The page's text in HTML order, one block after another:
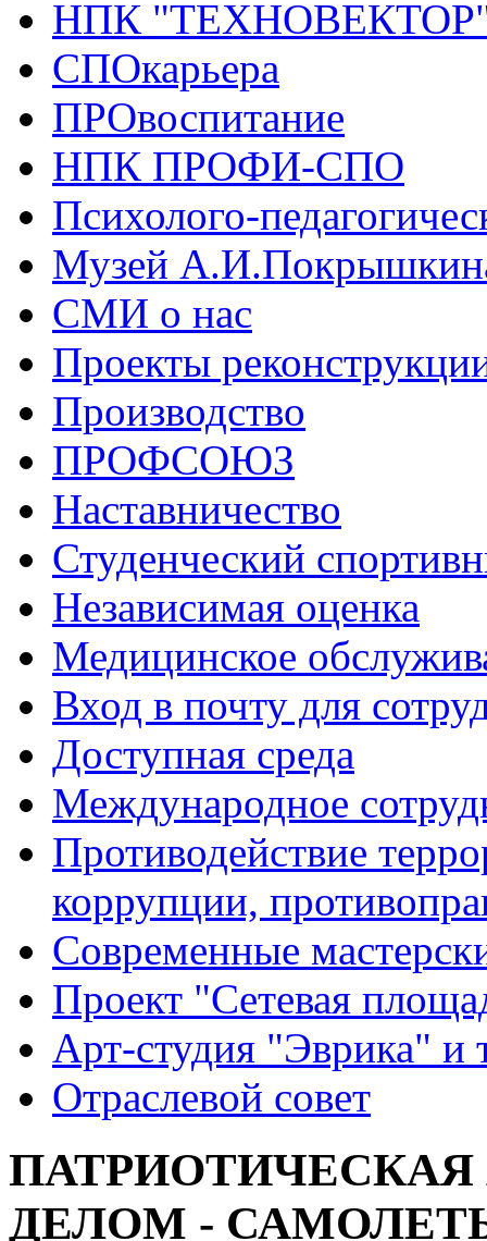
НПК
СПОкарьера
ПРОвоспитание
НПК ПРОФИ-СПО
Психолого-
Музей
СМИ о нас
Проекты
Производство
ПРОФСОЮЗ
Наставничество
Студенческий
Независимая оценка
Медицинское
Вход в почту для
Доступная среда
Международное
Противодействие
коррупции,
Современные
Проект "Сетевая
Арт-студия "Эврика" и
Отраслевой совет
ДЕЛОМ -